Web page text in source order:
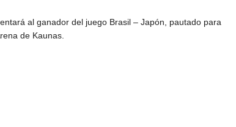
al ganador del juego Brasil – Japón, pautado para
de Kaunas.